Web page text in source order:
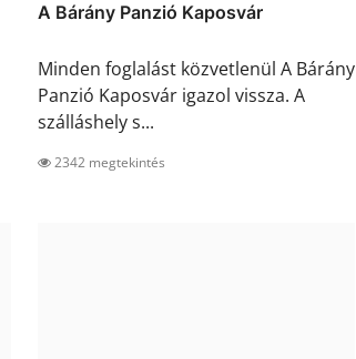
A Bárány Panzió Kaposvár
Minden foglalást közvetlenül A Bárány
Panzió Kaposvár igazol vissza. A
szálláshely s...
2342 megtekintés